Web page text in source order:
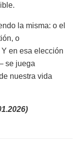
la misma: o el
o
en esa elección
se juega
nuestra vida